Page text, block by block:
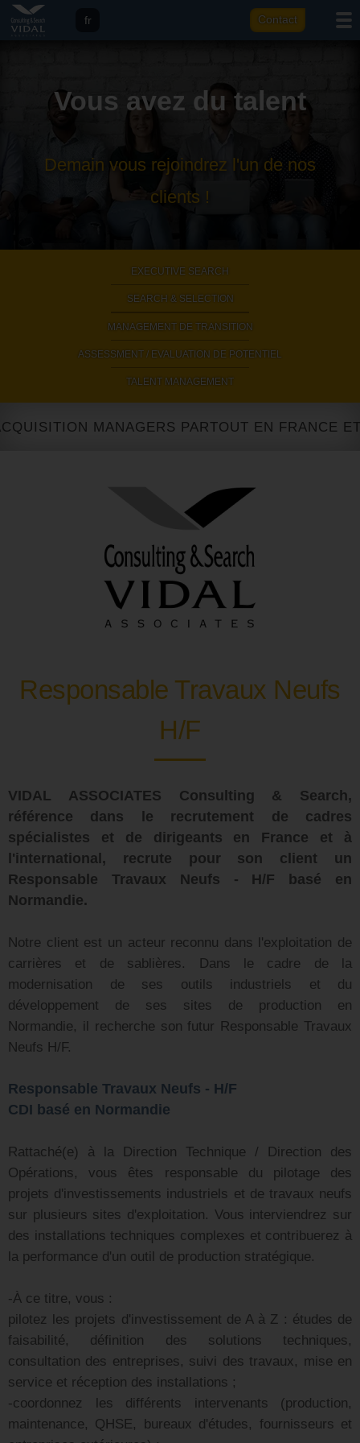
fr
Contact
Vous avez du talent
Demain vous rejoindrez l'un de nos
clients !
EXECUTIVE SEARCH
SEARCH & SELECTION
MANAGEMENT DE TRANSITION
ASSESSMENT / EVALUATION DE POTENTIEL
TALENT MANAGEMENT
MANAGERS PARTOUT EN FRANCE ET
Responsable Travaux Neufs
H/F
VIDAL ASSOCIATES Consulting & Search,
référence dans le recrutement de cadres
spécialistes et de dirigeants en France et à
l'international, recrute pour son client un
Responsable Travaux Neufs - H/F basé en
Normandie.
Notre client est un acteur reconnu dans l'exploitation de
carrières et de sablières. Dans le cadre de la
modernisation de ses outils industriels et du
développement de ses sites de production en
Normandie, il recherche son futur Responsable Travaux
Neufs H/F.
Responsable Travaux Neufs - H/F
CDI basé en Normandie
Rattaché(e) à la Direction Technique / Direction des
Opérations, vous êtes responsable du pilotage des
projets d'investissements industriels et de travaux neufs
sur plusieurs sites d'exploitation. Vous interviendrez sur
des installations techniques complexes et contribuerez à
la performance d'un outil de production stratégique.
-À ce titre, vous :
pilotez les projets d'investissement de A à Z : études de
faisabilité, définition des solutions techniques,
consultation des entreprises, suivi des travaux, mise en
service et réception des installations ;
-coordonnez les différents intervenants (production,
maintenance, QHSE, bureaux d'études, fournisseurs et